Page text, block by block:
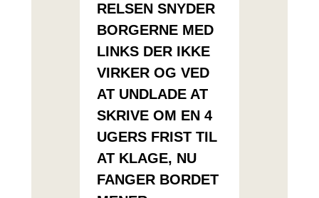
RELSEN SNYDER
BORGERNE MED
LINKS DER IKKE
VIRKER OG VED
AT UNDLADE AT
SKRIVE OM EN 4
UGERS FRIST TIL
AT KLAGE, NU
FANGER BORDET